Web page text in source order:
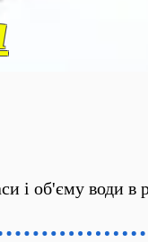
і об'єму води в